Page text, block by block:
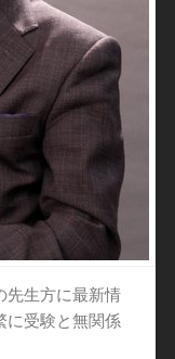
先生方に最新情
に受験と無関係